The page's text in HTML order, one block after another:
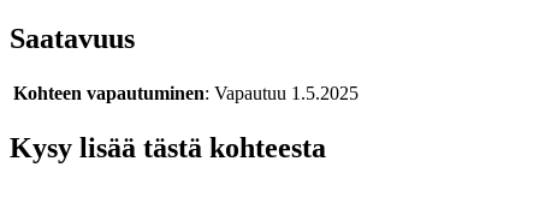
Saatavuus
Kohteen vapautuminen: Vapautuu 1.5.2025
Kysy lisää tästä kohteesta